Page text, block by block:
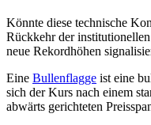
Könnte diese technische
Rückkehr der
neue Rekordhöhen
Eine Bullenflagge ist eine
sich der Kurs nach einem
abwärts gerichteten